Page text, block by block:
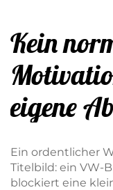
Kein
eigene
Ein ordentlicher
Titelbild: ein VW-
blockiert eine